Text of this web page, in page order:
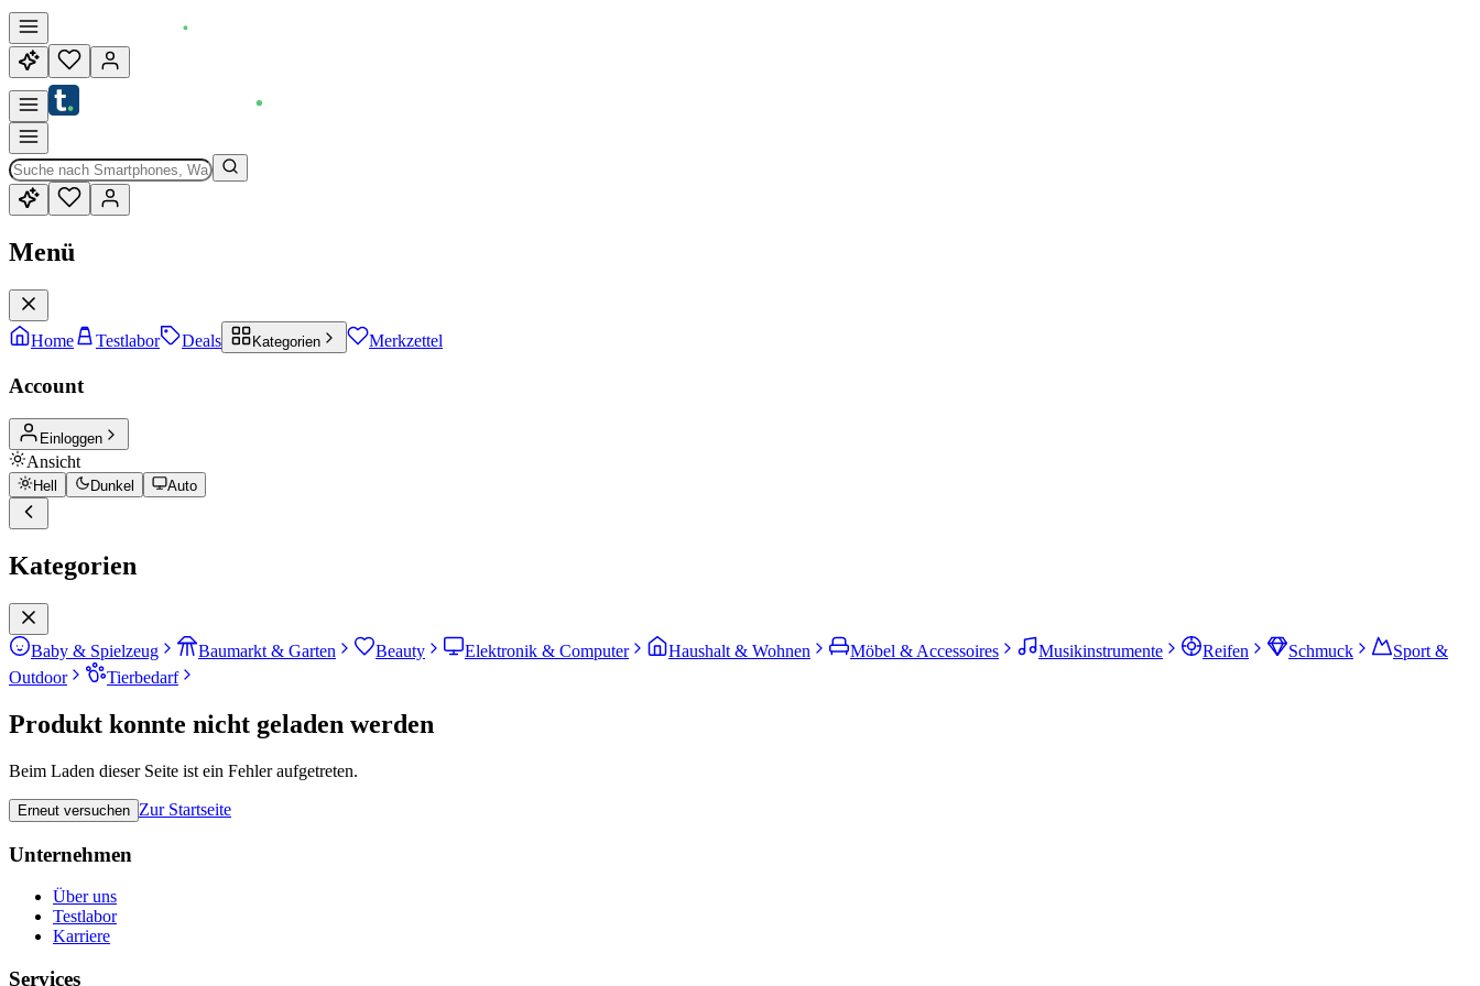
Menü
Home Testlabor Deals Kategorien Merkzettel
Account
Einloggen
Ansicht
Hell Dunkel Auto
Kategorien
Baby & Spielzeug Baumarkt & Garten Beauty Elektronik & Computer Haushalt & Wohnen Möbel & Accessoires Musikinstrumente Reifen Schmuck
Sport &
Outdoor
Tierbedarf
Produkt konnte nicht geladen werden
Beim Laden dieser Seite ist ein Fehler aufgetreten.
Erneut versuchen Zur Startseite
Unternehmen
Über uns
Testlabor
Karriere
Services